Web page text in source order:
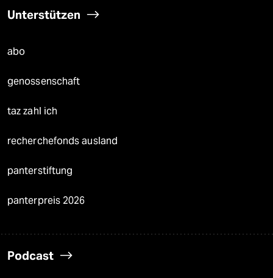
Unterstützen
abo
genossenschaft
taz zahl ich
recherchefonds ausland
panterstiftung
panterpreis 2026
Podcast